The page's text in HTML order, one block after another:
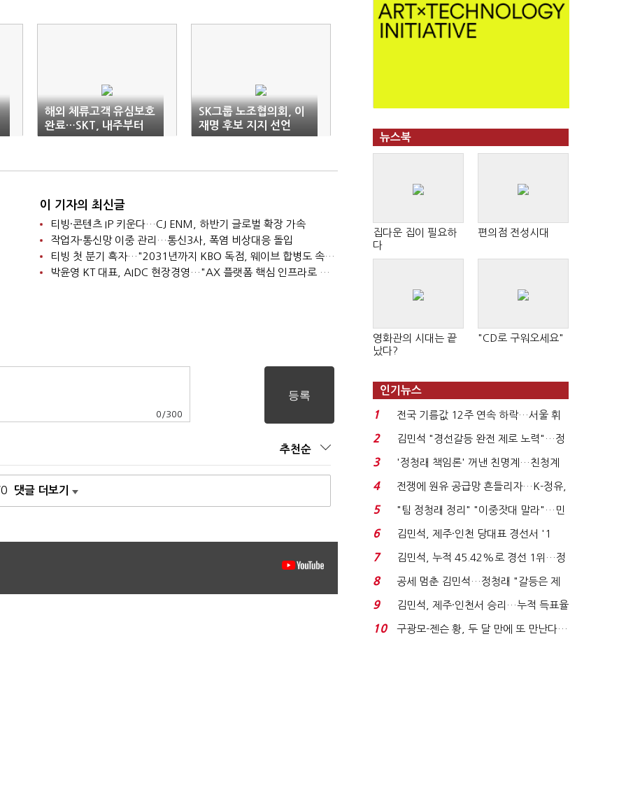
해외 체류고객 유심보호
완료…SKT, 내주부터
취약계층 유심 교체
SK그룹 노조협의회, 이
재명 후보 지지 선언
이 기자의 최신글
티빙·콘텐츠 IP 키운다…CJ ENM, 하반기 글로벌 확장 가속
작업자·통신망 이중 관리…통신3사, 폭염 비상대응 돌입
티빙 첫 분기 흑자…"2031년까지 KBO 독점, 웨이브 합병도 속도"
박윤영 KT 대표, AIDC 현장경영…"AX 플랫폼 핵심 인프라로 키운다"
0 /300
추천순
댓글 더보기
뉴스북
집다운 집이 필요하
다
편의점 전성시대
영화관의 시대는 끝
났다?
"CD로 구워오세요"
인기뉴스
1
전국 기름값 12주 연속 하락…서울 휘
발윳값 1909원...
2
김민석 "경선갈등 완전 제로 노력"…정
청래 "반명 공세 사...
3
'정청래 책임론' 꺼낸 친명계…친청계
는 추가투표 때리기...
4
전쟁에 원유 공급망 흔들리자…K-정유,
에너지안보 핵심...
5
"팀 정청래 정리" "이중잣대 말라"…민
주 최고위원 계파 다...
6
김민석, 제주·인천 당대표 경선서 '1
위'(1보)...
7
김민석, 누적 45.42%로 경선 1위…정
청래와 격차 0.86%p(...
8
공세 멈춘 김민석…정청래 "갈등은 제
가 수습"
9
김민석, 제주·인천서 승리…누적 득표율
'1위 탈환'(종합)...
10
구광모-젠슨 황, 두 달 만에 또 만난다…